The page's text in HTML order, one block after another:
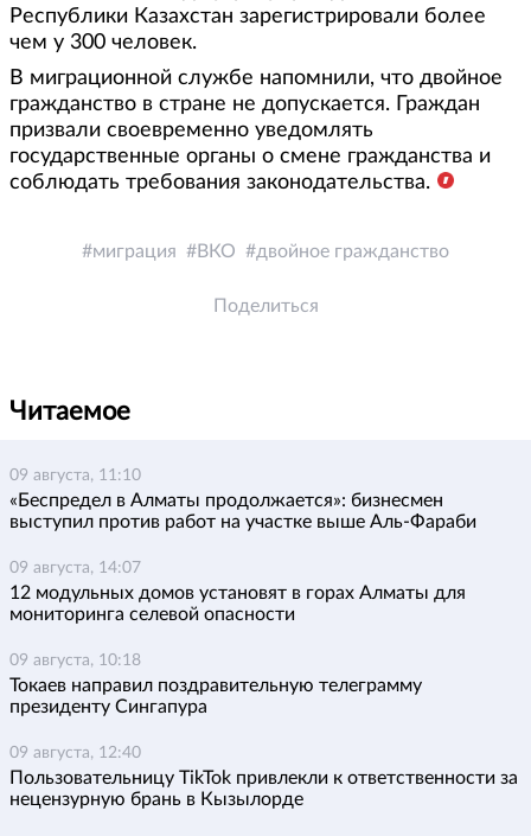
Республики Казахстан зарегистрировали более
чем у 300 человек.
В миграционной службе напомнили, что двойное
гражданство в стране не допускается. Граждан
призвали своевременно уведомлять
государственные органы о смене гражданства и
соблюдать требования законодательства.
миграция ВКО двойное гражданство
Поделиться
Читаемое
09 августа, 11:10
«Беспредел в Алматы продолжается»: бизнесмен
выступил против работ на участке выше Аль-Фараби
09 августа, 14:07
12 модульных домов установят в горах Алматы для
мониторинга селевой опасности
09 августа, 10:18
Токаев направил поздравительную телеграмму
президенту Сингапура
09 августа, 12:40
Пользовательницу TikTok привлекли к ответственности за
нецензурную брань в Кызылорде